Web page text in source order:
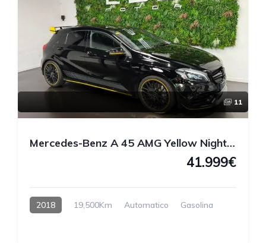
11
Mercedes-Benz A 45 AMG Yellow Night Edition 4MATIC 381 CV
41.999€
2018 19,500Km Automatico Gasolina